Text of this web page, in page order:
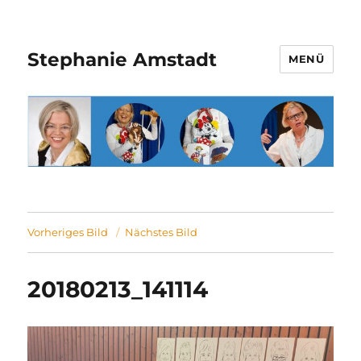
Stephanie Amstadt MENÜ
Vorheriges Bild Nächstes Bild
20180213_141114